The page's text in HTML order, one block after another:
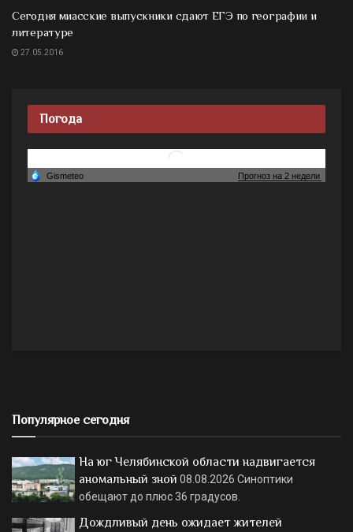
Сегодня миасские выпускники сдают ЕГЭ по географии и
литературе
27.05.2016
Погода
Популярное сегодня
На юг Челябинской области надвигается
аномальный зной 08.08.2026 Синоптики
обещают до плюс 36 градусов.
Дождливый день ожидает жителей